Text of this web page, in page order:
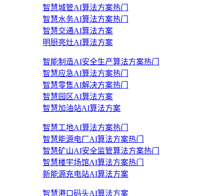
智慧城管AI算法方案热门
智慧水务AI算法方案热门
智慧交通AI算法方案
明厨亮灶AI算法方案
智能制造AI安全生产算法方案热门
智慧应急AI算法方案热门
智慧零售AI解决方案热门
智慧园区AI算法方案
智慧加油站AI算法方案
智慧工地AI算法方案热门
智慧能源电厂AI算法方案热门
智慧矿山AI安全监管算法方案热门
智慧楼宇场馆AI算法方案热门
新能源充电站AI算法方案
智慧港口码头AI算法方案